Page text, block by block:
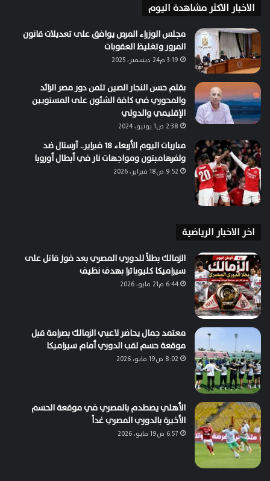
الاخبار الاكثر مشاهدة اليوم
مجلس الوزراء المرص يوافق على تعديلات قانون
المرور وتغليظ العقوبات
3:19 م24 ديسمبر، 2025
بقلم حسن النجار الصين تثمن دور مصر الرائد
والمحوري في كافة الشئون على المستويين
الإقليمي والدولي
2:38 ص1 يونيو، 2024
مباريات اليوم الأربعاء 18 فبراير.. آرسنال ضد
ولفرهامبتون ومواجهات نار في أبطال أوروبا
9:52 ص18 فبراير، 2026
اخر الاخبار الرياضية
الزمالك بطلاً للدوري المصري بعد فوز قاتل على
سيراميكا كليوباترا بهدف نظيف
6:44 م21 مايو، 2026
معتمد جمال يحاضر لاعبي الزمالك بصرامة قبل
موقعة حسم لقب الدوري أمام سيراميكا
8:02 ص19 مايو، 2026
الأهلي يصطدم بالمصري في موقعة الحسم
الأخيرة بالدوري المصري غداً
6:57 ص19 مايو، 2026